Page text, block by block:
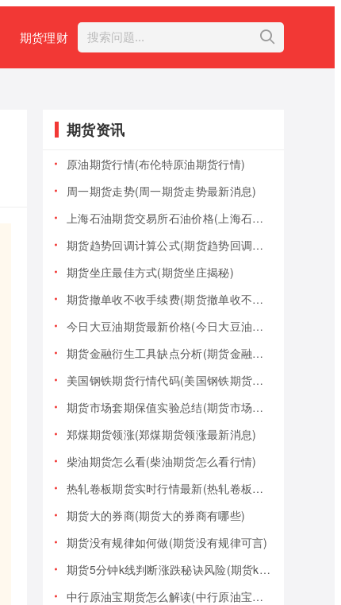
期货理财
期货资讯
原油期货行情(布伦特原油期货行情)
周一期货走势(周一期货走势最新消息)
上海石油期货交易所石油价格(上海石油期货交易所石油价格查询)
期货趋势回调计算公式(期货趋势回调计算公式是什么)
期货坐庄最佳方式(期货坐庄揭秘)
期货撤单收不收手续费(期货撤单收不收手续费用)
今日大豆油期货最新价格(今日大豆油期货最新价格行情)
期货金融衍生工具缺点分析(期货金融衍生工具缺点分析报告)
美国钢铁期货行情代码(美国钢铁期货行情大盘)
期货市场套期保值实验总结(期货市场套期保值实验总结报告)
郑煤期货领涨(郑煤期货领涨最新消息)
柴油期货怎么看(柴油期货怎么看行情)
热轧卷板期货实时行情最新(热轧卷板期货实时行情最新报价)
期货大的券商(期货大的券商有哪些)
期货没有规律如何做(期货没有规律可言)
期货5分钟k线判断涨跌秘诀风险(期货k线技巧)
中行原油宝期货怎么解读(中行原油宝期货事件)